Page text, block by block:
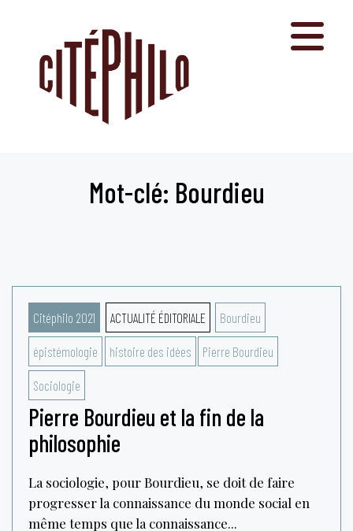
Mot-clé: Bourdieu
Citéphilo 2021 ACTUALITÉ ÉDITORIALE Bourdieu
épistémologie histoire des idées Pierre Bourdieu
Sociologie
Pierre Bourdieu et la fin de la
philosophie
La sociologie, pour Bourdieu, se doit de faire
progresser la connaissance du monde social en
même temps que la connaissance...